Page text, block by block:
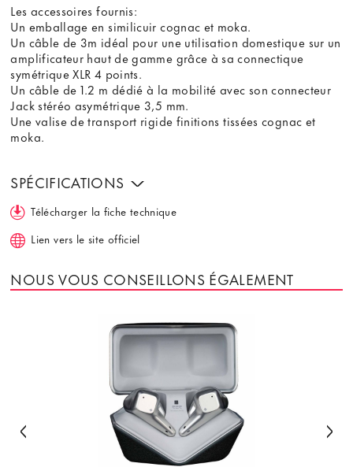
Les accessoires fournis:
Un emballage en similicuir cognac et moka.
Un câble de 3m idéal pour une utilisation domestique sur un
amplificateur haut de gamme grâce à sa connectique
symétrique XLR 4 points.
Un câble de 1.2 m dédié à la mobilité avec son connecteur
Jack stéréo asymétrique 3,5 mm.
Une valise de transport rigide finitions tissées cognac et
moka.
SPÉCIFICATIONS
Télécharger la fiche technique
Lien vers le site officiel
NOUS VOUS CONSEILLONS ÉGALEMENT